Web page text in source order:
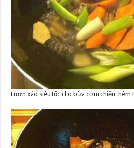
Lươn xào siêu tốc cho bữa cơm chiều thêm